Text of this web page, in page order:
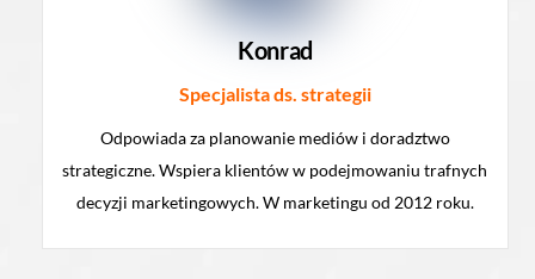
Konrad
Specjalista ds. strategii
Odpowiada za planowanie mediów i doradztwo
strategiczne. Wspiera klientów w podejmowaniu trafnych
decyzji marketingowych. W marketingu od 2012 roku.